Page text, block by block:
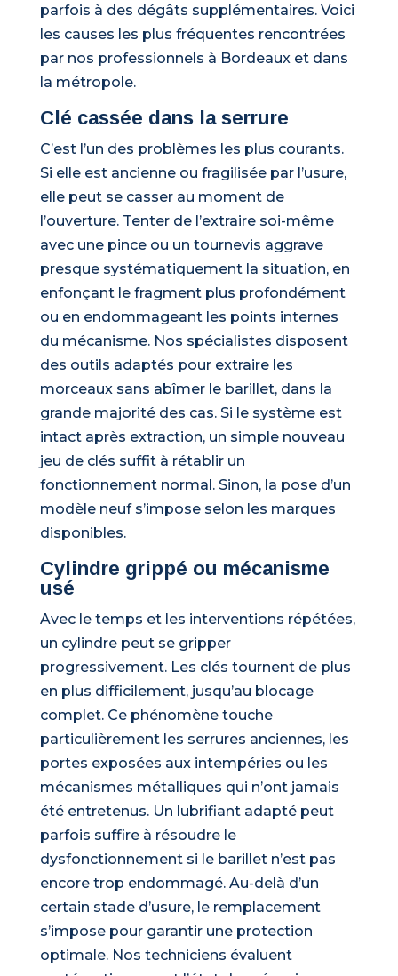
parfois à des dégâts supplémentaires. Voici
les causes les plus fréquentes rencontrées
par nos professionnels à Bordeaux et dans
la métropole.
Clé cassée dans la serrure
C’est l’un des problèmes les plus courants.
Si elle est ancienne ou fragilisée par l’usure,
elle peut se casser au moment de
l’ouverture. Tenter de l’extraire soi-même
avec une pince ou un tournevis aggrave
presque systématiquement la situation, en
enfonçant le fragment plus profondément
ou en endommageant les points internes
du mécanisme. Nos spécialistes disposent
des outils adaptés pour extraire les
morceaux sans abîmer le barillet, dans la
grande majorité des cas. Si le système est
intact après extraction, un simple nouveau
jeu de clés suffit à rétablir un
fonctionnement normal. Sinon, la pose d’un
modèle neuf s’impose selon les marques
disponibles.
Cylindre grippé ou mécanisme
usé
Avec le temps et les interventions répétées,
un cylindre peut se gripper
progressivement. Les clés tournent de plus
en plus difficilement, jusqu’au blocage
complet. Ce phénomène touche
particulièrement les serrures anciennes, les
portes exposées aux intempéries ou les
mécanismes métalliques qui n’ont jamais
été entretenus. Un lubrifiant adapté peut
parfois suffire à résoudre le
dysfonctionnement si le barillet n’est pas
encore trop endommagé. Au-delà d’un
certain stade d’usure, le remplacement
s’impose pour garantir une protection
optimale. Nos techniciens évaluent